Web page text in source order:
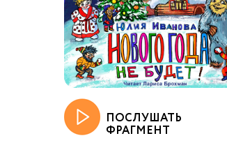
ПОСЛУШАТЬ
ФРАГМЕНТ